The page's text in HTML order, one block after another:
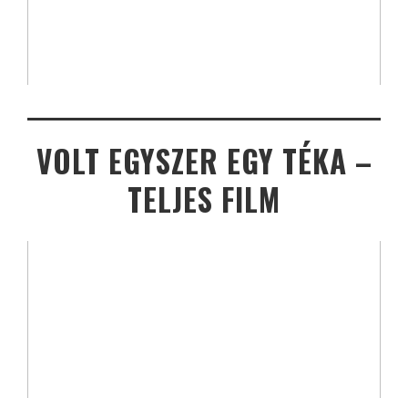
VOLT EGYSZER EGY TÉKA –
TELJES FILM